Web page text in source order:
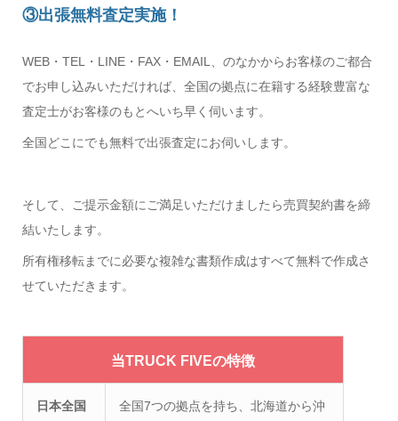
③出張無料査定実施！
WEB・TEL・LINE・FAX・EMAIL、のなかからお客様のご都合
でお申し込みいただければ、全国の拠点に在籍する経験豊富な
査定士がお客様のもとへいち早く伺います。
全国どこにでも無料で出張査定にお伺いします。
そして、ご提示金額にご満足いただけましたら売買契約書を締
結いたします。
所有権移転までに必要な複雑な書類作成はすべて無料で作成さ
せていただきます。
当TRUCK FIVEの特徴
日本全国
全国7つの拠点を持ち、北海道から沖